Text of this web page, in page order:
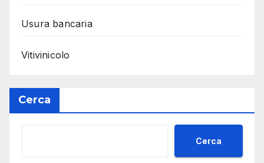
Usura bancaria
Vitivinicolo
Cerca
Cerca